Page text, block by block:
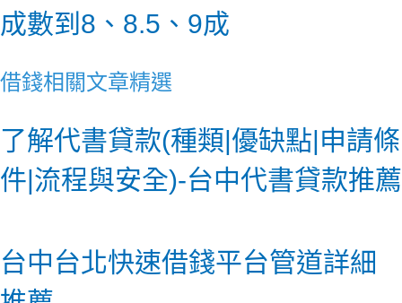
成數到8、8.5、9成
借錢相關文章精選
了解代書貸款(種類|優缺點|申請條
件|流程與安全)-台中代書貸款推薦
台中台北快速借錢平台管道詳細